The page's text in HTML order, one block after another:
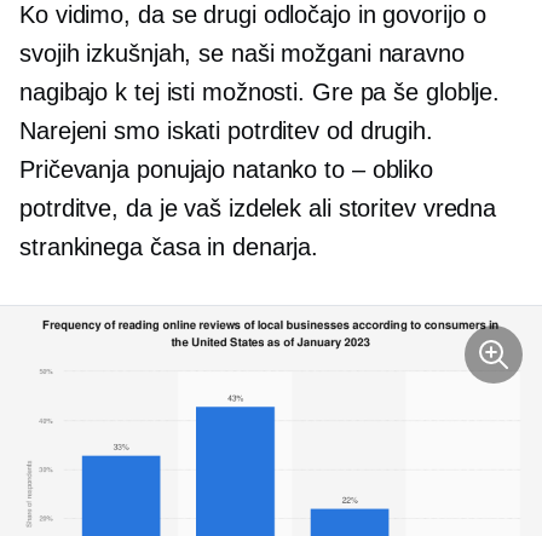
Ko vidimo, da se drugi odločajo in govorijo o
svojih izkušnjah, se naši možgani naravno
nagibajo k tej isti možnosti. Gre pa še globlje.
Narejeni smo iskati potrditev od drugih.
Pričevanja ponujajo natanko to – obliko
potrditve, da je vaš izdelek ali storitev vredna
strankinega časa in denarja.